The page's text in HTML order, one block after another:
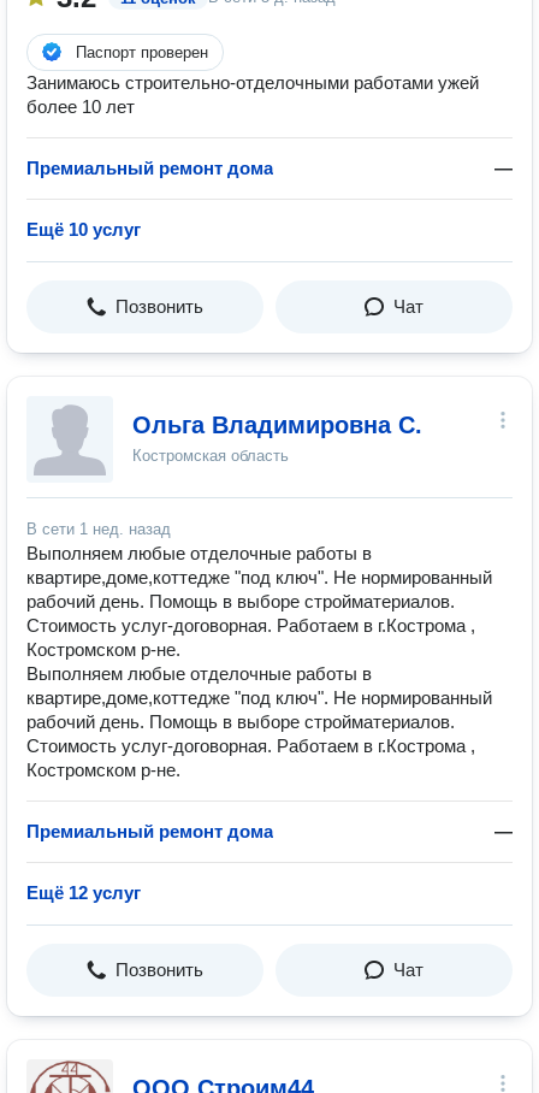
Паспорт проверен
Занимаюсь строительно-отделочными работами ужей
более 10 лет
Премиальный ремонт дома —
Ещё 10 услуг
Позвонить Чат
Ольга Владимировна С.
Костромская область
В сети 1 нед. назад
Выполняем любые отделочные работы в
квартире,доме,коттедже "под ключ". Не нормированный
рабочий день. Помощь в выборе стройматериалов.
Стоимость услуг-договорная. Работаем в г.Кострома ,
Костромском р-не.
Выполняем любые отделочные работы в
квартире,доме,коттедже "под ключ". Не нормированный
рабочий день. Помощь в выборе стройматериалов.
Стоимость услуг-договорная. Работаем в г.Кострома ,
Костромском р-не.
Премиальный ремонт дома —
Ещё 12 услуг
Позвонить Чат